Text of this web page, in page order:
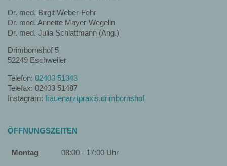
Dr. med. Birgit Weber-Fehr
Dr. med. Annette Mayer-Wegelin
Dr. med. Julia Schlattmann (Ang.)
Drimbornshof 5
52249 Eschweiler
Telefon: 02403 51343
Telefax: 02403 51487
Instagram: frauenarztpraxis.drimbornshof
ÖFFNUNGSZEITEN
Montag 08:00 - 17:00 Uhr